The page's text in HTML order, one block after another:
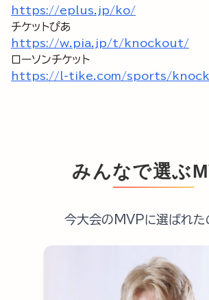
https://eplus.jp/ko/
https://w.pia.jp/t/knockout/
https://l-tike.com/sports/
みんなで選ぶ
今大会のMVPに選ばれ